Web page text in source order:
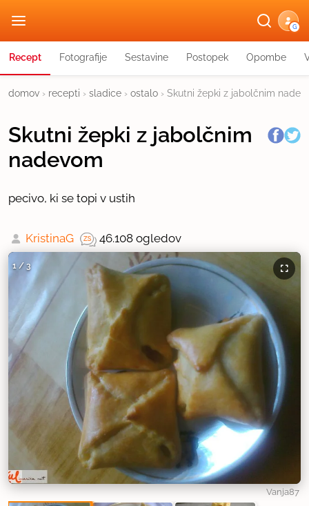
G
Recept Fotografije Sestavine Postopek Opombe
domov › recepti › sladice › ostalo › Skutni žepki z jabolčnim
Skutni žepki z jabolčnim
nadevom
pecivo, ki se topi v ustih
KristinaG 46.108 ogledov
1 / 3
Vanja87